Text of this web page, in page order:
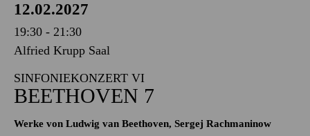
12.02.2027
19:30 - 21:30
Alfried Krupp Saal
SINFONIEKONZERT VI
BEETHOVEN 7
Werke von Ludwig van Beethoven, Sergej Rachmaninow